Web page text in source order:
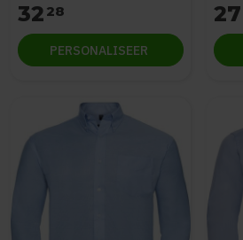
32 28
PERSONALISEER
27